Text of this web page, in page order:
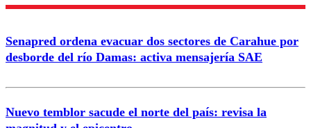
Enviar comentario
Senapred ordena evacuar dos sectores de Carahue por
desborde del río Damas: activa mensajería SAE
Nuevo temblor sacude el norte del país: revisa la